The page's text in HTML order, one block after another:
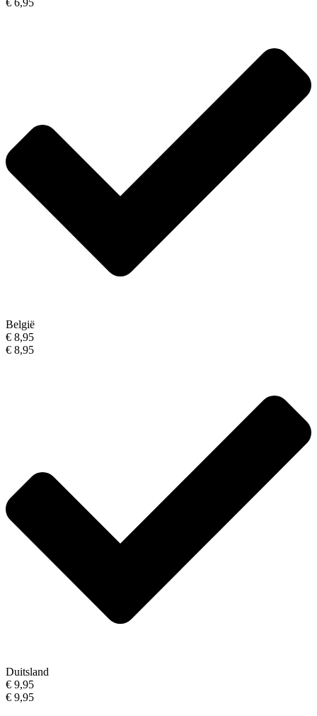
€ 6,95
België
€ 8,95
€ 8,95
Duitsland
€ 9,95
€ 9,95